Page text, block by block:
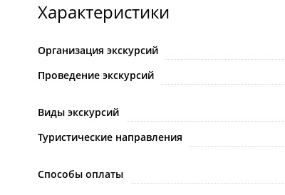
Характеристики
Организация экскурсий
Проведение экскурсий
Виды экскурсий
Туристические направления
Способы оплаты